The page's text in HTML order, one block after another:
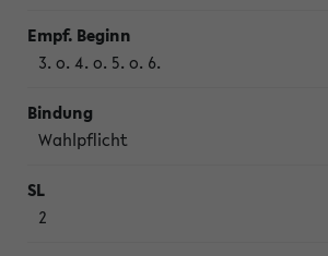
3. o. 4. o. 5. o. 6.
Wahl­pflicht
2